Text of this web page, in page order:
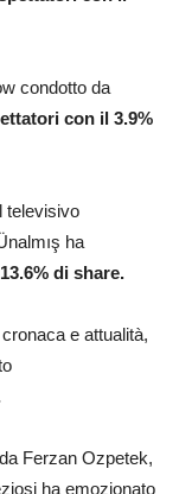
condotto da
con il 3.9%
televisivo
ha
di share.
e attualità,
Ferzan Ozpetek,
ha emozionato